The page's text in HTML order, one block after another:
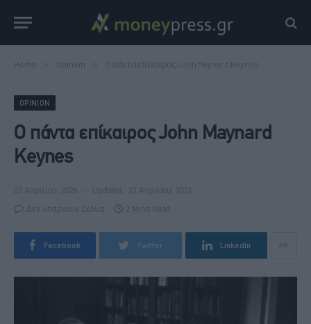
Home Opinion O πάντα επίκαιρος John Maynard Keynes
OPINION
O πάντα επίκαιρος John Maynard
Keynes
22 Απριλίου, 2026 Updated: 22 Απριλίου, 2026
Δεν υπάρχουν Σχόλια 2 Mins Read
Facebook Twitter LinkedIn